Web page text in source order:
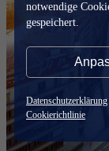
notwendige
gespeichert.
Datenschutzerklärung
Cookierichtlinie